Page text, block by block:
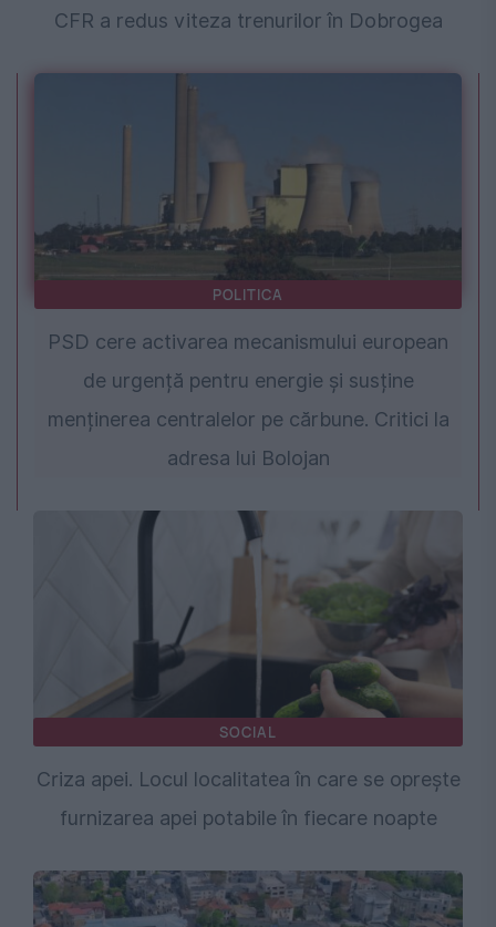
CFR a redus viteza trenurilor în Dobrogea
POLITICA
PSD cere activarea mecanismului european
de urgență pentru energie și susține
menținerea centralelor pe cărbune. Critici la
adresa lui Bolojan
SOCIAL
Criza apei. Locul localitatea în care se oprește
furnizarea apei potabile în fiecare noapte